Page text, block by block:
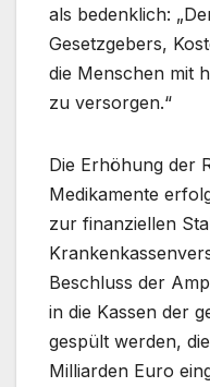
als bedenklich:
Gesetzgebers,
die Menschen mit
zu versorgen.“
Die Erhöhung der
Medikamente
zur finanziellen
Beschluss der
in die Kassen der
gespült werden,
Milliarden Euro